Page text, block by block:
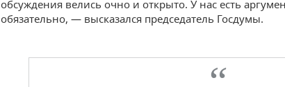
обсуждения велись очно и открыто. У нас есть
обязательно, — высказался председатель Госдумы.